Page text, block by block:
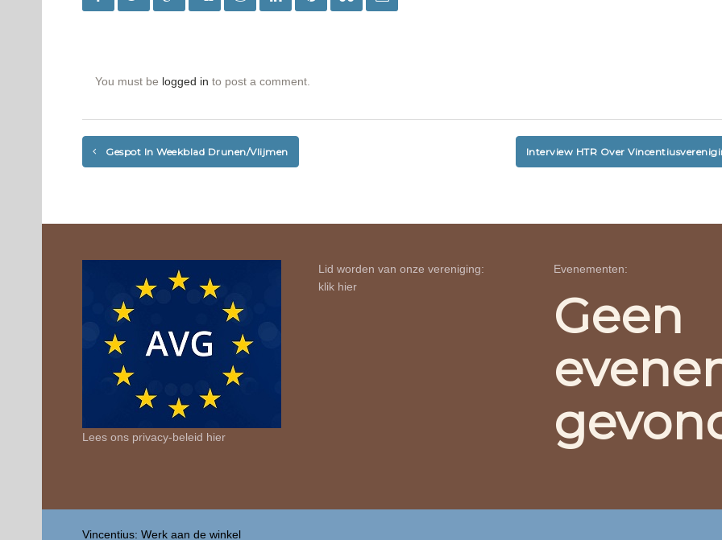
You must be logged in to post a comment.
Gespot In Weekblad Drunen/Vlijmen
Lees ons privacy-beleid hier
Lid worden van onze vereniging:
klik hier
Evenementen:
Geen
Vincentius: Werk aan de winkel